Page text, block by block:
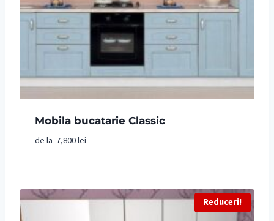
Mobila bucatarie Classic
de la 7,800lei
Reduceri!